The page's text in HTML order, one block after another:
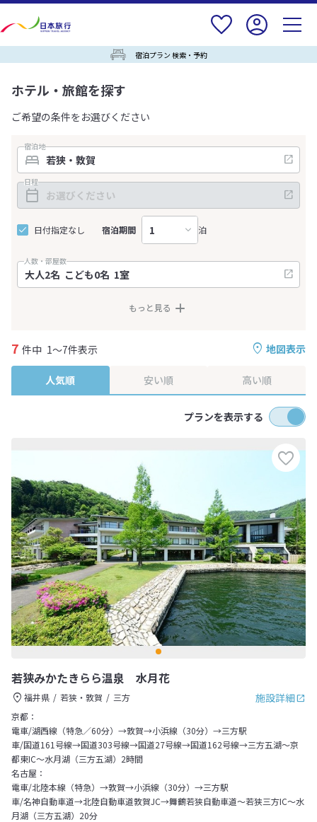
宿泊プラン 検索・予約
ホテル・旅館を探す
ご希望の条件をお選びください
宿泊地
日程
日付指定なし 宿泊期間 泊
人数・部屋数
もっと見る
地図表示
7 件中 1～7件表示
人気順 安い順 高い順
プランを表示する
若狭みかたきらら温泉 水月花
施設詳細
福井県 若狭・敦賀
三方
京都：
電車/湖西線（特急／60分）→敦賀→小浜線（30分）→三方駅
車/国道161号線→国道303号線→国道27号線→国道162号線→三方五湖～京
都東IC～水月湖（三方五湖）2時間
名古屋：
電車/北陸本線（特急）→敦賀→小浜線（30分）→三方駅
車/名神自動車道→北陸自動車道敦賀JC→舞鶴若狭自動車道～若狭三方IC～水
月湖（三方五湖）20分